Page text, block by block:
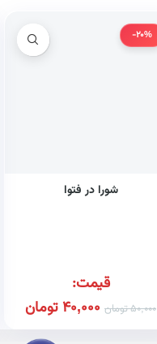
-20%
شورا در فتوا
قیمت:
50,000تومان 40,000تومان